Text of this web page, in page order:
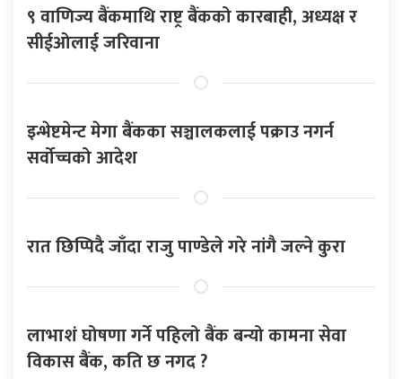
९ वाणिज्य बैंकमाथि राष्ट्र बैंकको कारबाही, अध्यक्ष र
सीईओलाई जरिवाना
इन्भेष्टमेन्ट मेगा बैंकका सञ्चालकलाई पक्राउ नगर्न
सर्वोच्चको आदेश
रात छिप्पिदै जाँदा राजु पाण्डेले गरे नांगै जल्ने कुरा
लाभाशं घोषणा गर्ने पहिलो बैंक बन्यो कामना सेवा
विकास बैंक, कति छ नगद ?